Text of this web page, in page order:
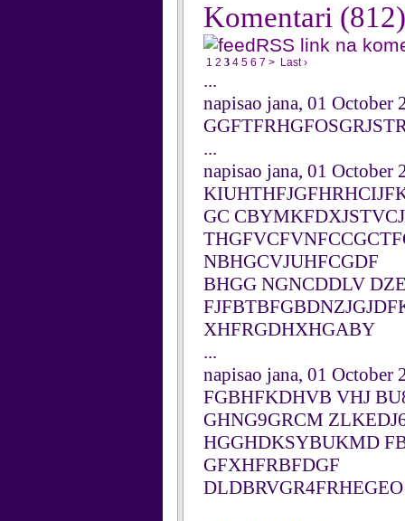
Komentari (812)
RSS link na
1 2 3 4 5 6 7 > Last ›
...
napisao jana, 01 October
...
napisao jana, 01 October
GC
NBHGCVJUHFCGDF
BHGG NGNCDDLV
XHFRGDHXHGABY
...
napisao jana, 01 October
FGBHFKDHVB VHJ
GHNG9GRCM
HGGHDKSYBUKMD
GFXHFRBFDGF
DLDBRVGR4FRHEGEO